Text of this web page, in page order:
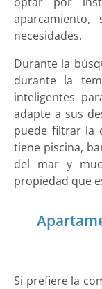
necesidades.
Durante la
durante la
inteligentes
adapte a sus
puede filtrar la
tiene piscina,
del mar y
propiedad que
Si prefiere la